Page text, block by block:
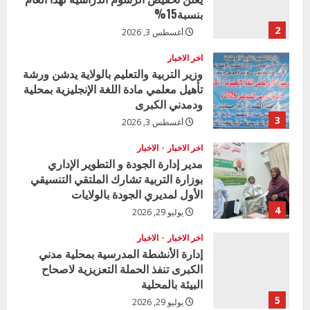
2
بنسبة15%
أغسطس 3, 2026
3
اخر الاخبار
وزير التربية والتعليم بالولاية يدشن ورشة
تأهيل معلمي مادة اللغة الإنجليزية بمحلية
ودمدني الكبرى
أغسطس 3, 2026
4
اخر الاخبار الاخبار
مدير إدارة الجودة و التطوير الإداري
بوزارة التربية تشارك الملتقي التنسيقي
الأول لمديري الجودة بالولايات
يوليو 29, 2026
5
اخر الاخبار الاخبار
إدارة الأنشطة المدرسية بمحلية مدني
الكبرى تنفذ الحملة التعزيزية لاصحاح
البيئة بالمحلية
يوليو 29, 2026